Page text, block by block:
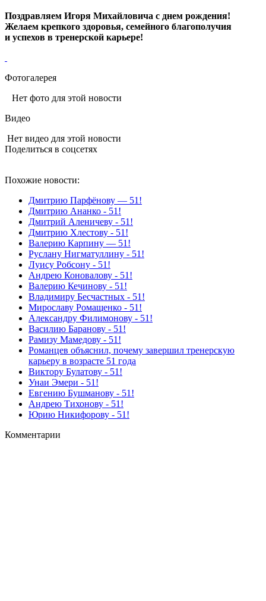
Поздравляем Игоря Михайловича с днем рождения!
Желаем крепкого здоровья, семейного благополучия
и успехов в тренерской карьере!
Фотогалерея
Нет фото для этой новости
Видео
Нет видео для этой новости
Поделиться в соцсетях
Похожие новости:
Дмитрию Парфёнову — 51!
Дмитрию Ананко - 51!
Дмитрий Аленичеву - 51!
Дмитрию Хлестову - 51!
Валерию Карпину — 51!
Руслану Нигматуллину - 51!
Луису Робсону - 51!
Андрею Коновалову - 51!
Валерию Кечинову - 51!
Владимиру Бесчастных - 51!
Мирославу Ромащенко - 51!
Александру Филимонову - 51!
Василию Баранову - 51!
Рамизу Мамедову - 51!
Романцев объяснил, почему завершил тренерскую
карьеру в возрасте 51 года
Виктору Булатову - 51!
Унаи Эмери - 51!
Евгению Бушманову - 51!
Андрею Тихонову - 51!
Юрию Никифорову - 51!
Комментарии